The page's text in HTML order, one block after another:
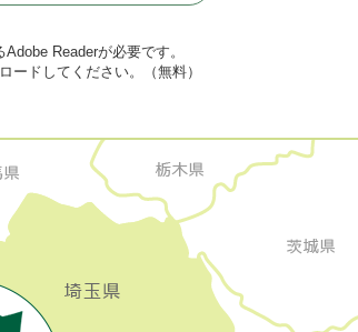
Readerが必要です。
ードしてください。（無料）